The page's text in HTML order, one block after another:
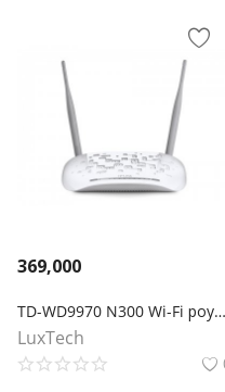
369,000
TD-WD9970 N300 Wi-Fi роутер с модемом VDSL/ADSL и портом USB
LuxTech